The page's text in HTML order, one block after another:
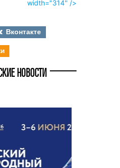
width="314" />
Вконтакте
НОВОСТИ